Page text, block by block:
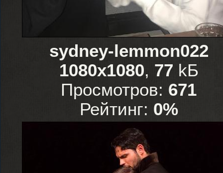
sydney-lemmon022
1080x1080, 77 kБ
Просмотров: 671
Рейтинг: 0%